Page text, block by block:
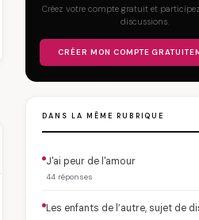
Créez votre compte gratuit et
discussions.
CRÉER MON COMPTE
DANS LA MÊME RUBRIQUE
J'ai peur de l'amour
44 réponses
Les enfants de l’autre, sujet de